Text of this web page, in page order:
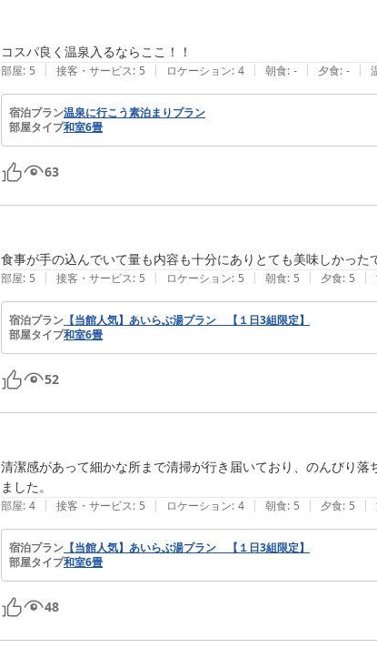
部屋: 5 | 接客・サービス: 5 | ロケーション: 4 | 朝食: - | 夕食: - |
宿泊プラン温泉に行こう素泊まりプラン
部屋タイプ和室6畳
63
食事が手の込んでいて量も内容も十分にありとても美味しかった
部屋: 5 | 接客・サービス: 5 | ロケーション: 5 | 朝食: 5 | 夕食: 5 |
宿泊プラン 【当館人気】あいらぶ湯プラン 【１日3組限定】
部屋タイプ和室6畳
52
清潔感があって細かな所まで清掃が行き届いており、のんびり
ました。
部屋: 4 | 接客・サービス: 5 | ロケーション: 4 | 朝食: 5 | 夕食: 5 |
宿泊プラン 【当館人気】あいらぶ湯プラン 【１日3組限定】
部屋タイプ和室6畳
48